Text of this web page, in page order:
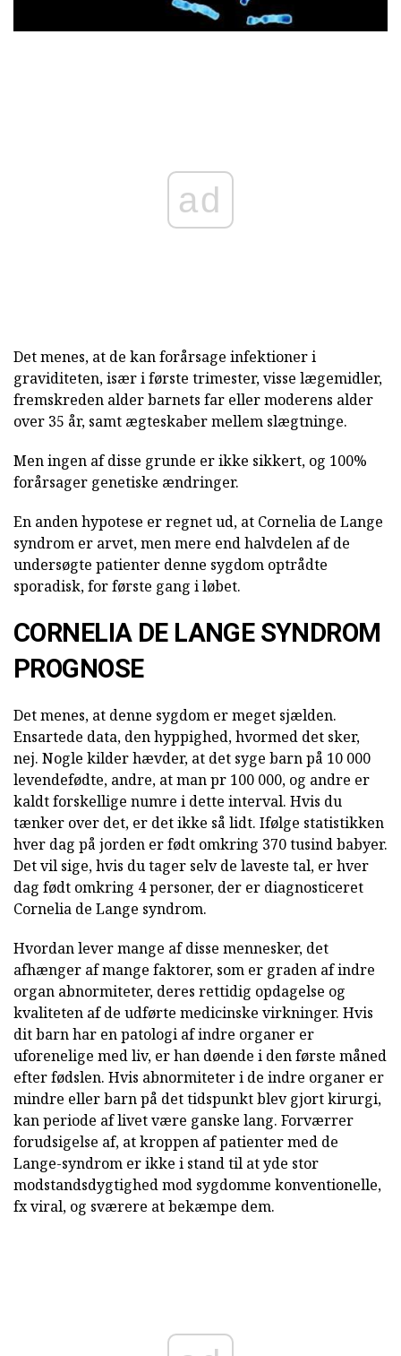
ad
Det menes, at de kan forårsage infektioner i
graviditeten, især i første trimester, visse lægemidler,
fremskreden alder barnets far eller moderens alder
over 35 år, samt ægteskaber mellem slægtninge.
Men ingen af disse grunde er ikke sikkert, og 100%
forårsager genetiske ændringer.
En anden hypotese er regnet ud, at Cornelia de Lange
syndrom er arvet, men mere end halvdelen af de
undersøgte patienter denne sygdom optrådte
sporadisk, for første gang i løbet.
CORNELIA DE LANGE SYNDROM
PROGNOSE
Det menes, at denne sygdom er meget sjælden.
Ensartede data, den hyppighed, hvormed det sker,
nej. Nogle kilder hævder, at det syge barn på 10 000
levendefødte, andre, at man pr 100 000, og andre er
kaldt forskellige numre i dette interval. Hvis du
tænker over det, er det ikke så lidt. Ifølge statistikken
hver dag på jorden er født omkring 370 tusind babyer.
Det vil sige, hvis du tager selv de laveste tal, er hver
dag født omkring 4 personer, der er diagnosticeret
Cornelia de Lange syndrom.
Hvordan lever mange af disse mennesker, det
afhænger af mange faktorer, som er graden af indre
organ abnormiteter, deres rettidig opdagelse og
kvaliteten af de udførte medicinske virkninger. Hvis
dit barn har en patologi af indre organer er
uforenelige med liv, er han døende i den første måned
efter fødslen. Hvis abnormiteter i de indre organer er
mindre eller barn på det tidspunkt blev gjort kirurgi,
kan periode af livet være ganske lang. Forværrer
forudsigelse af, at kroppen af patienter med de
Lange-syndrom er ikke i stand til at yde stor
modstandsdygtighed mod sygdomme konventionelle,
fx viral, og sværere at bekæmpe dem.